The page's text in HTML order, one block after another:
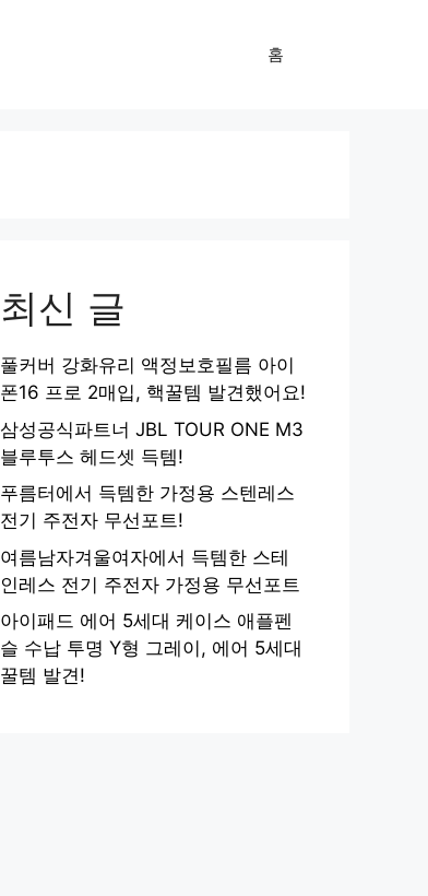
홈
최신 글
풀커버 강화유리 액정보호필름 아이
폰16 프로 2매입, 핵꿀템 발견했어요!
삼성공식파트너 JBL TOUR ONE M3
블루투스 헤드셋 득템!
푸름터에서 득템한 가정용 스텐레스
전기 주전자 무선포트!
여름남자겨울여자에서 득템한 스테
인레스 전기 주전자 가정용 무선포트
아이패드 에어 5세대 케이스 애플펜
슬 수납 투명 Y형 그레이, 에어 5세대
꿀템 발견!